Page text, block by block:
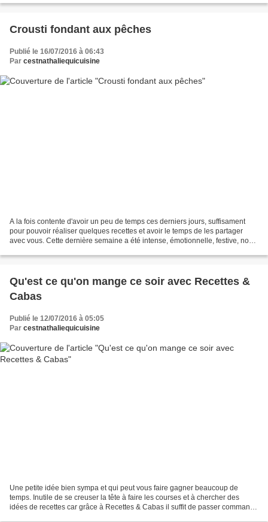
Crousti fondant aux pêches
Publié le 16/07/2016 à 06:43
Par cestnathaliequicuisine
A la fois contente d'avoir un peu de temps ces derniers jours, suffisament
pour pouvoir réaliser quelques recettes et avoir le temps de les partager
avec vous. Cette dernière semaine a été intense, émotionnelle, festive, nous
Qu'est ce qu'on mange ce soir avec Recettes &
Cabas
Publié le 12/07/2016 à 05:05
Par cestnathaliequicuisine
Une petite idée bien sympa et qui peut vous faire gagner beaucoup de
temps. Inutile de se creuser la tête à faire les courses et à chercher des
idées de recettes car grâce à Recettes & Cabas il suffit de passer commande